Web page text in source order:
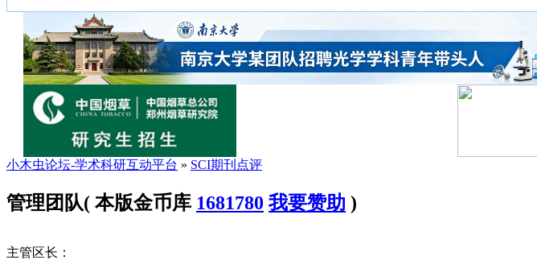
小木虫论坛-学术科研互动平台 » SCI期刊点评
管理团队( 本版金币库 1681780 我要赞助 )
主管区长：